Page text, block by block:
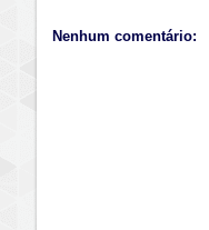
Nenhum comentário: